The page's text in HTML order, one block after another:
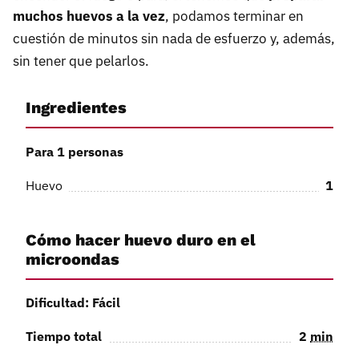
muchos huevos a la vez, podamos terminar en
cuestión de minutos sin nada de esfuerzo y, además,
sin tener que pelarlos.
Ingredientes
Para 1 personas
Huevo 1
Cómo hacer huevo duro en el
microondas
Dificultad: Fácil
Tiempo total 2 min